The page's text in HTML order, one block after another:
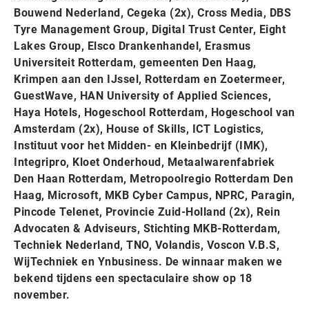
Bouwend Nederland, Cegeka (2x), Cross Media, DBS
Tyre Management Group, Digital Trust Center, Eight
Lakes Group, Elsco Drankenhandel, Erasmus
Universiteit Rotterdam, gemeenten Den Haag,
Krimpen aan den IJssel, Rotterdam en Zoetermeer,
GuestWave, HAN University of Applied Sciences,
Haya Hotels, Hogeschool Rotterdam, Hogeschool van
Amsterdam (2x), House of Skills, ICT Logistics,
Instituut voor het Midden- en Kleinbedrijf (IMK),
Integripro, Kloet Onderhoud, Metaalwarenfabriek
Den Haan Rotterdam, Metropoolregio Rotterdam Den
Haag, Microsoft, MKB Cyber Campus, NPRC, Paragin,
Pincode Telenet, Provincie Zuid-Holland (2x), Rein
Advocaten & Adviseurs, Stichting MKB-Rotterdam,
Techniek Nederland, TNO, Volandis, Voscon V.B.S,
WijTechniek en Ynbusiness. De winnaar maken we
bekend tijdens een spectaculaire show op 18
november.